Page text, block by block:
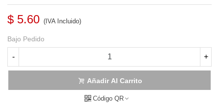
$ 5.60 (IVA Incluido)
Bajo Pedido
- +
Añadir Al Carrito
Código QR